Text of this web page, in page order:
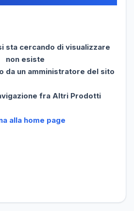
sta cercando di visualizzare
non esiste
da un amministratore del sito
fra Altri Prodotti
alla home page